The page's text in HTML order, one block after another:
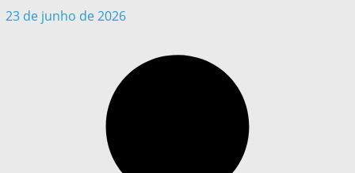
23 de junho de 2026